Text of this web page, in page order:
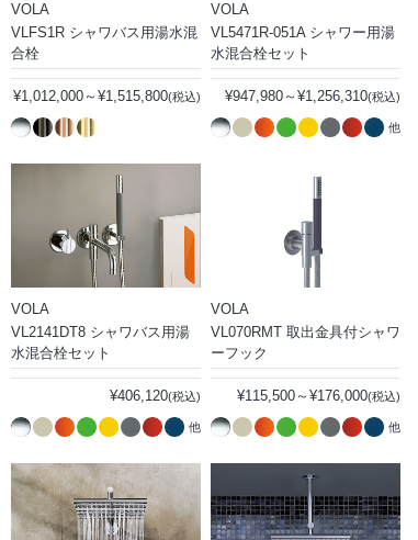
VOLA
VLFS1R シャワバス用湯水混
合栓
¥1,012,000～¥1,515,800(税込)
VOLA
VL5471R-051A シャワー用湯
水混合栓セット
¥947,980～¥1,256,310(税込)
他
VOLA
VL2141DT8 シャワバス用湯
水混合栓セット
¥406,120(税込)
他
VOLA
VL070RMT 取出金具付シャワ
ーフック
¥115,500～¥176,000(税込)
他